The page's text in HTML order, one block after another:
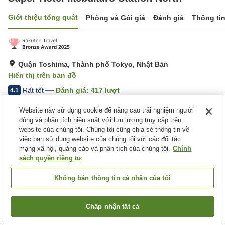
Giới thiệu tổng quát Phòng và Gói giá Đánh giá Thông
Quận Toshima, Thành phố Tokyo, Nhật Bản
Hiển thị trên bản đồ
4.1 Rất tốt Đánh giá: 417 lượt
Trang chủ Nhật Bản Thành phố Tokyo
Quận Toshima
Super Hotel Ikebukuro Station North
Tìm phòng trống
Website này sử dụng cookie để nâng cao trải nghiệm người
dùng và phân tích hiệu suất với lưu lượng truy cập trên
website của chúng tôi. Chúng tôi cũng chia sẻ thông tin về
việc bạn sử dụng website của chúng tôi với các đối tác
mạng xã hội, quảng cáo và phân tích của chúng tôi. Chính
sách quyền riêng tư
Không bán thông tin cá nhân của tôi
Chấp nhận tất cả